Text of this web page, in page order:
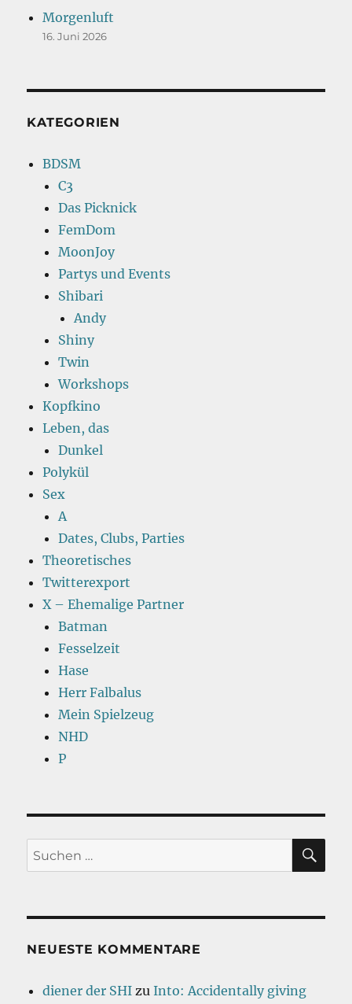
Morgenluft
16. Juni 2026
KATEGORIEN
BDSM
C3
Das Picknick
FemDom
MoonJoy
Partys und Events
Shibari
Andy
Shiny
Twin
Workshops
Kopfkino
Leben, das
Dunkel
Polykül
Sex
A
Dates, Clubs, Parties
Theoretisches
Twitterexport
X – Ehemalige Partner
Batman
Fesselzeit
Hase
Herr Falbalus
Mein Spielzeug
NHD
P
Suchen
nach:
NEUESTE KOMMENTARE
diener der SHI zuInto: Accidentally giving